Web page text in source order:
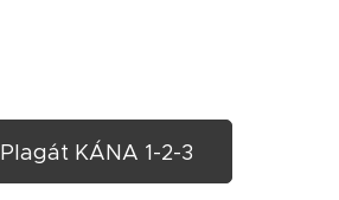
Plagát KÁNA 1-2-3